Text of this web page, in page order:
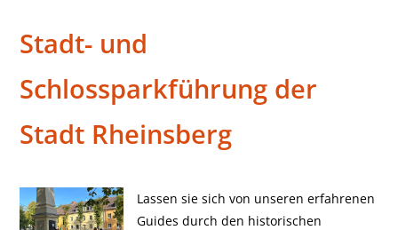
Stadt- und
Schlossparkführung der
Stadt Rheinsberg
Lassen sie sich von unseren erfahrenen
Guides durch den historischen